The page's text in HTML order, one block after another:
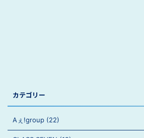
カテゴリー
Aぇ!group (22)